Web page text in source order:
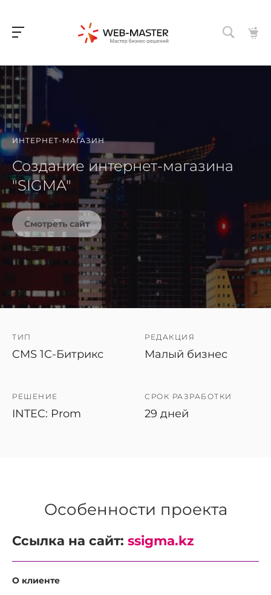
ИНТЕРНЕТ-МАГАЗИН
Создание интернет-магазина
"SIGMA"
Смотреть сайт
ТИП
CMS 1C-Битрикс
РЕДАКЦИЯ
Малый бизнес
РЕШЕНИЕ
INTEC: Prom
СРОК РАЗРАБОТКИ
29 дней
Особенности проекта
Ссылка на сайт: ssigma.kz
О клиенте